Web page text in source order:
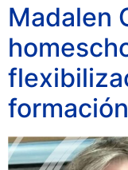
Madalen